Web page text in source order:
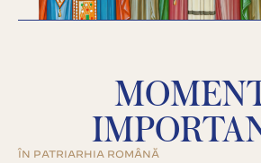
ÎN PATRIARHIA ROMÂNĂ